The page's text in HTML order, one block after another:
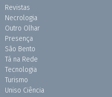
Revistas
Necrologia
Outro Olhar
Presença
São Bento
Tá na Rede
Tecnologia
Turismo
Uniso Ciência